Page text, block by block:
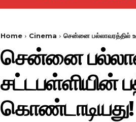
Home Cinema சென்னை பல்லாவரத்தில்
சென்னை
சட்டபள்ளியின்
கொண்டாடியது!